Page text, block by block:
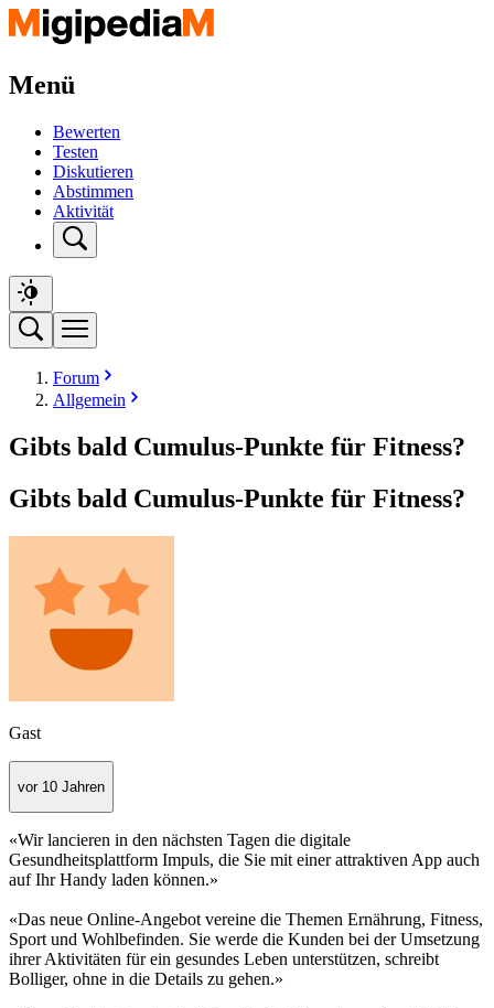
Menü
Bewerten
Testen
Diskutieren
Abstimmen
Aktivität
Forum
Allgemein
Gibts bald Cumulus-Punkte für Fitness?
Gibts bald Cumulus-Punkte für Fitness?
Gast
vor 10 Jahren
«Wir lancieren in den nächsten Tagen die digitale
Gesundheitsplattform Impuls, die Sie mit einer attraktiven App auch
auf Ihr Handy laden können.»
«Das neue Online-Angebot vereine die Themen Ernährung, Fitness,
Sport und Wohlbefinden. Sie werde die Kunden bei der Umsetzung
ihrer Aktivitäten für ein gesundes Leben unterstützen, schreibt
Bolliger, ohne in die Details zu gehen.»